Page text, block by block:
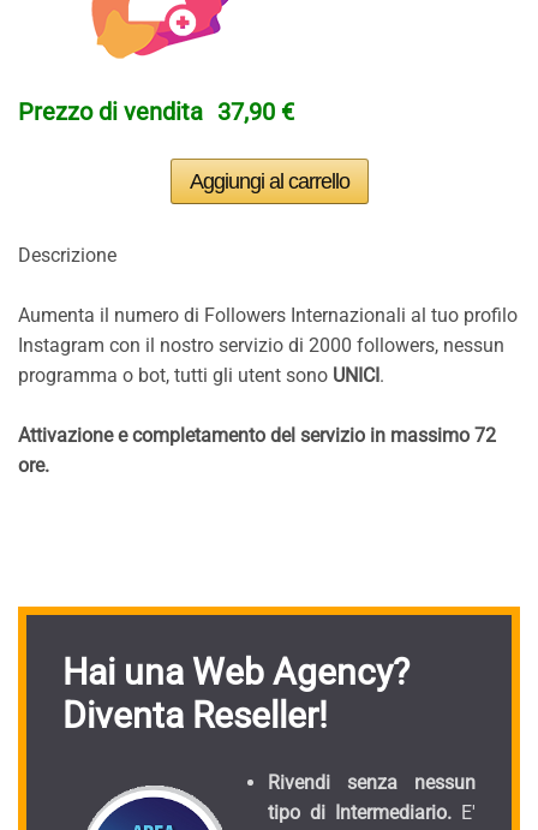
Prezzo di vendita 37,90 €
Descrizione
Aumenta il numero di Followers Internazionali al tuo profilo
Instagram con il nostro servizio di 2000 followers, nessun
programma o bot, tutti gli utent sono UNICI.
Attivazione e completamento del servizio in massimo 72
ore.
Hai una Web Agency?
Diventa Reseller!
Rivendi senza nessun
tipo di Intermediario. E'